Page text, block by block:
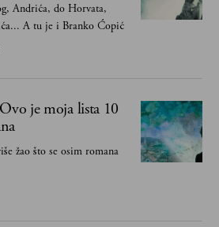
Andrića, do Horvata,
A tu je i Branko Ćopić
je moja lista 10
žao što se osim romana